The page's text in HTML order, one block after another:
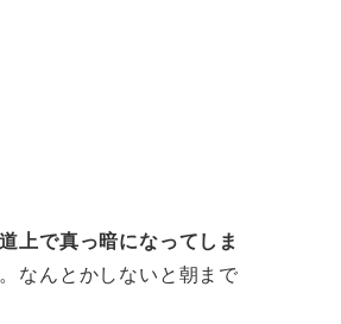
上で真っ暗になってしま
なんとかしないと朝まで